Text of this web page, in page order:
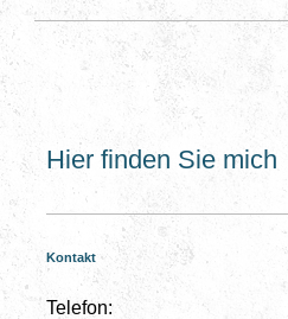
Hier finden Sie mich
Kontakt
Telefon: